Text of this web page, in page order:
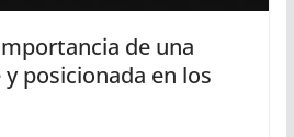
de una
posicionada en los